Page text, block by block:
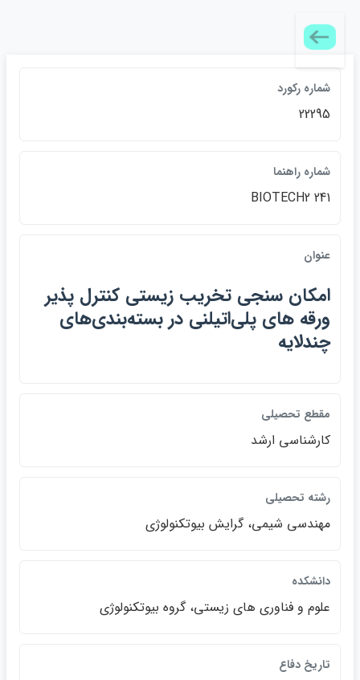
شماره ركورد
22295
شماره راهنما
BIOTECH2 241
عنوان
امكان سنجي تخريب زيستي كنترل پذير
ورقه هاي پلي‌اتيلني در بسته‌بندي‌هاي
چندلايه
مقطع تحصيلي
كارشناسي ارشد
رشته تحصيلي
مهندسي شيمي، گرايش بيوتكنولوژي
دانشكده
علوم و فناوري هاي زيستي، گروه بيوتكنولوژي
تاريخ دفاع